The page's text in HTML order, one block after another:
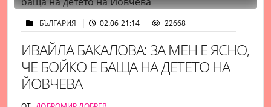
БЪЛГАРИЯ 02.06 21:14 22668
ИВАЙЛА БАКАЛОВА: ЗА МЕН Е ЯСНО,
ЧЕ БОЙКО Е БАЩА НА ДЕТЕТО НА
ЙОВЧЕВА